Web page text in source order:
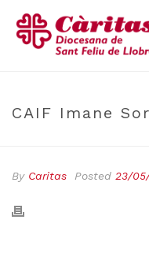
CAIF Imane
By Caritas Posted 23/